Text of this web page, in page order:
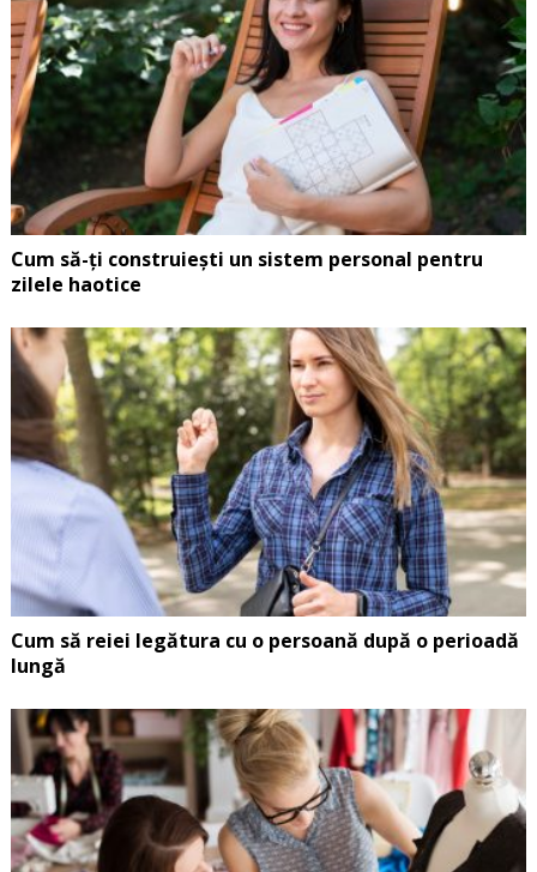
Cum să-ți construiești un sistem personal pentru
zilele haotice
Cum să reiei legătura cu o persoană după o perioadă
lungă